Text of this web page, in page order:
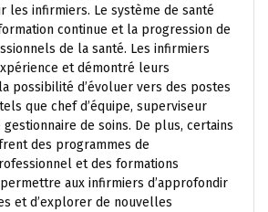
les infirmiers. Le système de santé
continue et la progression de
de la santé. Les infirmiers
et démontré leurs
possibilité d’évoluer vers des postes
que chef d’équipe, superviseur
de soins. De plus, certains
des programmes de
et des formations
aux infirmiers d’approfondir
et d’explorer de nouvelles